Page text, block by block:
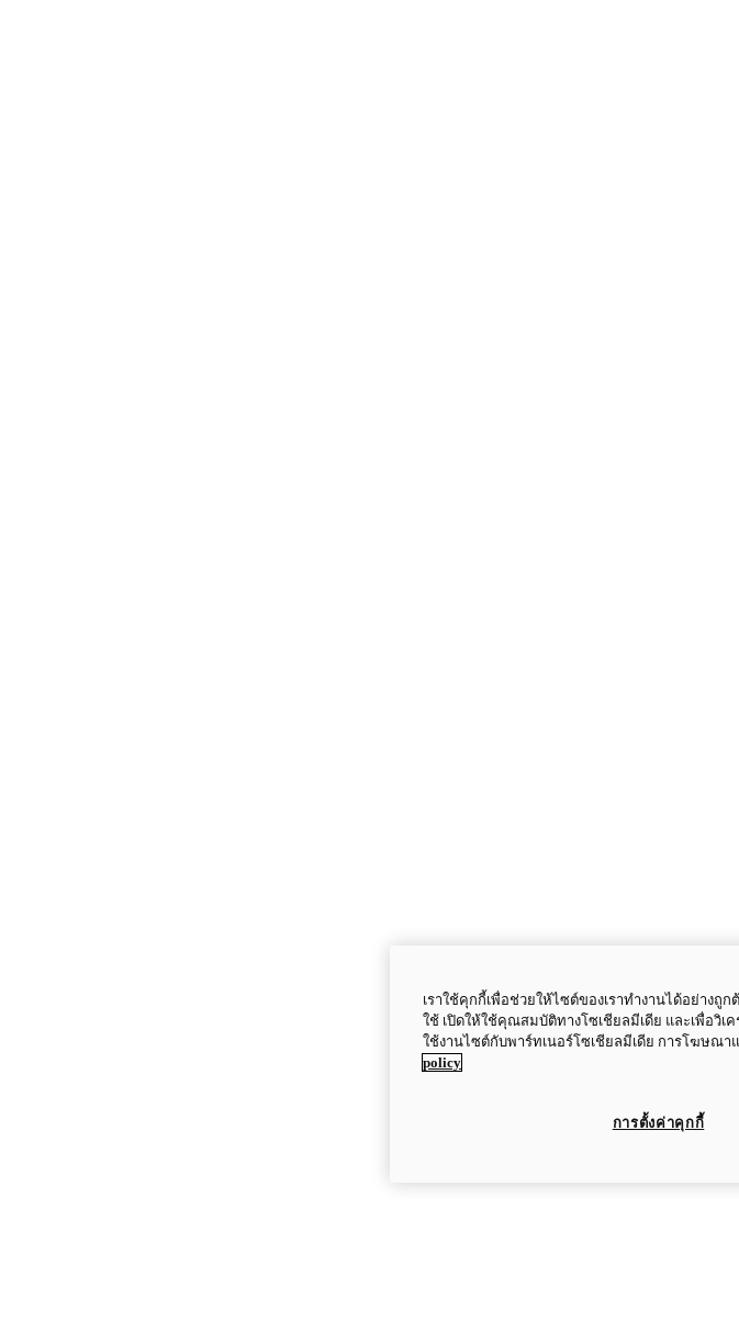
เราใช้คุกกี้เพื่อช่วยให้ไซต์ของเราทำงานได้อย่าง
ใช้ เปิดให้ใช้คุณสมบัติทางโซเชียลมีเดีย และเพื่อวิเ
ใช้งานไซต์กับพาร์ทเนอร์โซเชียลมีเดีย การโฆษณา
policy
การตั้งค่าคุกกี้